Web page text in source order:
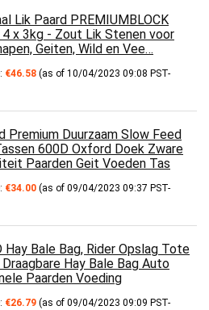
Lik Paard PREMIUMBLOCK
x 3kg - Zout Lik Stenen voor
Geiten, Wild en Vee…
€46.58 (as of 10/04/2023 09:08 PST-
Premium Duurzaam Slow Feed
600D Oxford Doek Zware
Paarden Geit Voeden Tas
€34.00 (as of 09/04/2023 09:37 PST-
Hay Bale Bag, Rider Opslag Tote
Hay Bale Bag Auto
Paarden Voeding
€26.79 (as of 09/04/2023 09:09 PST-